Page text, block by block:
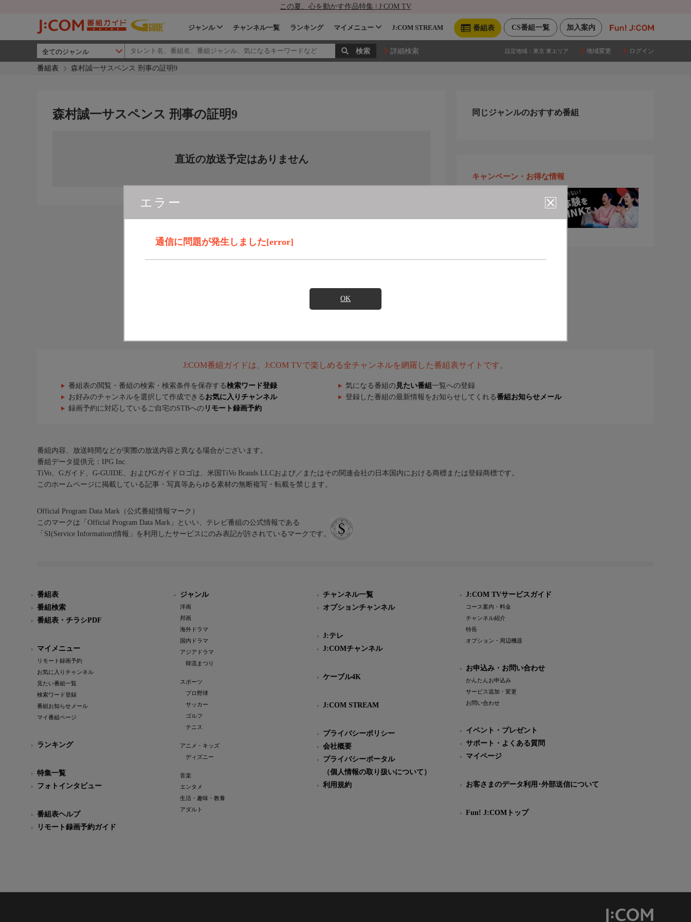
この夏、心を動かす作品特集 | J:COM TV
加入案内
CS番組一覧
番組表
ジャンル チャンネル一覧 ランキング マイメニュー J:COM STREAM
詳細検索 設定地域： 東京 東エリア 地域変更 ログイン
番組表 森村誠一サスペンス 刑事の証明9
エラー
通信に問題が発生しました[error]
OK
森村誠一サスペンス 刑事の証明9
直近の放送予定はありません
同じジャンルのおすすめ番組
キャンペーン・お得な情報
J:COM番組ガイドは、J:COM TVで楽しめる全チャンネルを網羅した番組表サイトです。
番組表の閲覧・番組の検索・検索条件を保存する検索ワード登録 気になる番組の 見たい番組 一覧への登録
お好みのチャンネルを選択して作成できる お気に入りチャンネル 登録した番組の最新情報をお知らせしてくれる番組お知らせメール
録画予約に対応しているご自宅のSTBへの リモート録画予約
番組内容、放送時間などが実際の放送内容と異なる場合がございます。
番組データ提供元：IPG Inc.
TiVo、Gガイド、G-GUIDE、およびGガイドロゴは、米国TiVo Brands LLCおよび／またはその関連会社の日本国内における商標または登録商標です。
このホームページに掲載している記事・写真等あらゆる素材の無断複写・転載を禁じます。
Official Program Data Mark（公式番組情報マーク）
このマークは「Official Program Data Mark」といい、テレビ番組の公式情報である
「SI(Service Information)情報」を利用したサービスにのみ表記が許されているマークです。
番組表
番組検索
番組表・チラシPDF
マイメニュー
リモート録画予約
お気に入りチャンネル
見たい番組一覧
検索ワード登録
番組お知らせメール
マイ番組ページ
ランキング
特集一覧
フォトインタビュー
番組表ヘルプ
リモート録画予約ガイド
ジャンル
洋画
邦画
海外ドラマ
国内ドラマ
アジアドラマ
韓流まつり
スポーツ
プロ野球
サッカー
ゴルフ
テニス
アニメ・キッズ
ディズニー
音楽
エンタメ
生活・趣味・教養
アダルト
チャンネル一覧
オプションチャンネル
J:テレ
J:COMチャンネル
ケーブル4K
J:COM STREAM
プライバシーポリシー
会社概要
プライバシーポータル
（個人情報の取り扱いについて）
利用規約
J:COM TVサービスガイド
コース案内・料金
チャンネル紹介
特長
オプション・周辺機器
お申込み・お問い合わせ
かんたんお申込み
サービス追加・変更
お問い合わせ
イベント・プレゼント
サポート・よくある質問
マイページ
お客さまのデータ利用･外部送信について
Fun! J:COMトップ